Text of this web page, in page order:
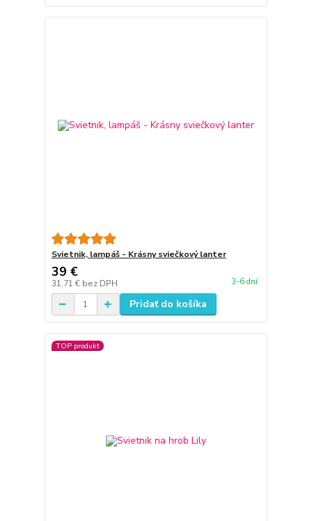
Svietnik, lampáš - Krásny sviečkový lanter
39 €
31,71 € bez DPH 3-6 dní
Pridať do košíka
TOP produkt